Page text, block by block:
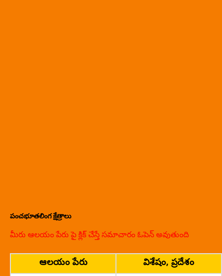
పంచభూతలింగ క్షేత్రాలు
మీరు ఆలయం పేరు పై క్లిక్ చేస్తే సమాచారం ఓపెన్ అవుతుంది
ఆలయం పేరు విశేషం, ప్రదేశం